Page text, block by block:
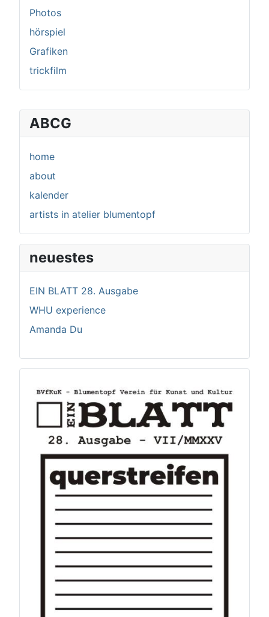
ABCG
home
about
kalender
artists in atelier blumentopf
neuestes
EIN BLATT 28. Ausgabe
WHU experience
Amanda Du
Photos
hörspiel
Grafiken
trickfilm